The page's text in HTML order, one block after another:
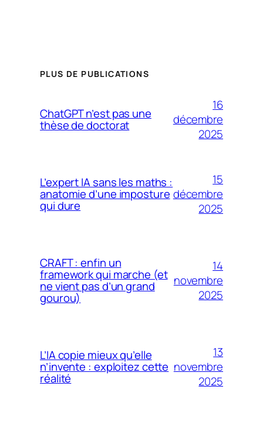
PLUS DE PUBLICATIONS
ChatGPT n’est pas une
thèse de doctorat
16
décembre
2025
L’expert IA sans les maths :
anatomie d’une imposture
qui dure
15
décembre
2025
CRAFT : enfin un
framework qui marche (et
ne vient pas d’un grand
gourou)
14
novembre
2025
L’IA copie mieux qu’elle
n’invente : exploitez cette
réalité
13
novembre
2025